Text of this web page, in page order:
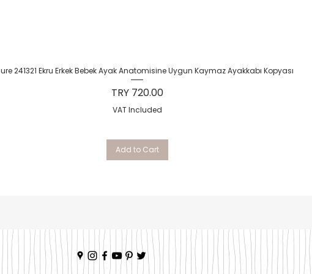
Quick View
241321 Ekru Erkek Bebek Ayak Anatomisine Uygun Kaymaz Ayakkabı Kopyası
Price
TRY 720.00
VAT Included
Add to Cart